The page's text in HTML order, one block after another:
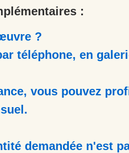
:
?
téléphone, en
vous pouvez
demandée n'est